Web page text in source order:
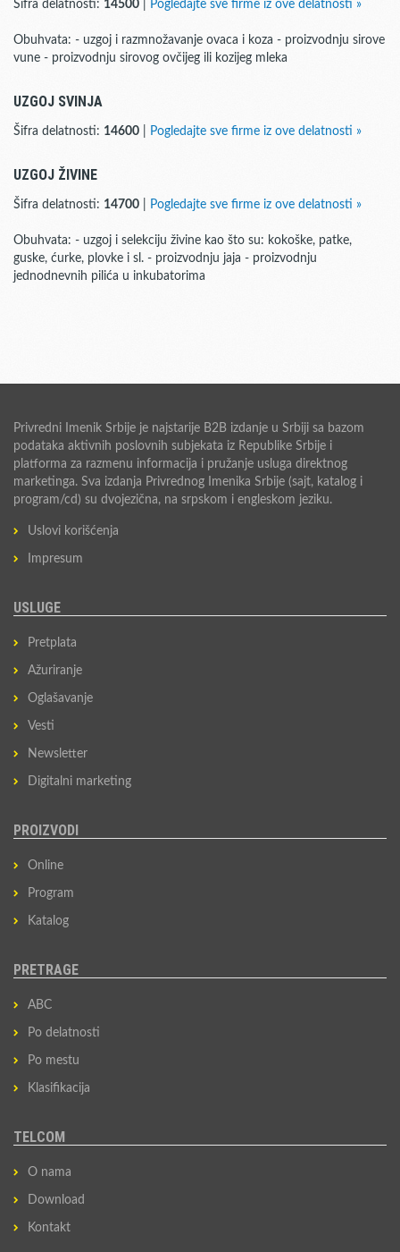
Šifra delatnosti: 14500 Pogledajte sve firme iz ove delatnosti »
Obuhvata: - uzgoj i razmnožavanje ovaca i koza - proizvodnju sirove
vune - proizvodnju sirovog ovčijeg ili kozijeg mleka
UZGOJ SVINJA
Šifra delatnosti: 14600 Pogledajte sve firme iz ove delatnosti »
UZGOJ ŽIVINE
Šifra delatnosti: 14700 Pogledajte sve firme iz ove delatnosti »
Obuhvata: - uzgoj i selekciju živine kao što su: kokoške, patke,
guske, ćurke, plovke i sl. - proizvodnju jaja - proizvodnju
jednodnevnih pilića u inkubatorima
Privredni Imenik Srbije je najstarije B2B izdanje u Srbiji sa bazom
podataka aktivnih poslovnih subjekata iz Republike Srbije i
platforma za razmenu informacija i pružanje usluga direktnog
marketinga. Sva izdanja Privrednog Imenika Srbije (sajt, katalog i
program/cd) su dvojezična, na srpskom i engleskom jeziku.
Uslovi korišćenja
Impresum
USLUGE
Pretplata
Ažuriranje
Oglašavanje
Vesti
Newsletter
Digitalni marketing
PROIZVODI
Online
Program
Katalog
PRETRAGE
ABC
Po delatnosti
Po mestu
Klasifikacija
TELCOM
O nama
Download
Kontakt